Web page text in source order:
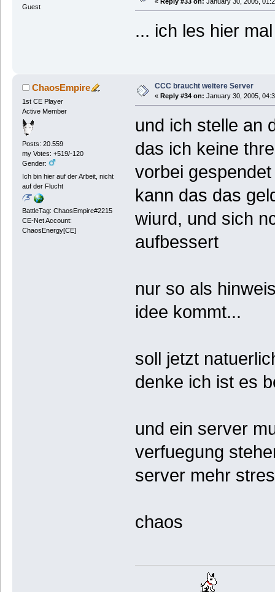
Guest
... ich les hier
ChaosEmpire
1st CE Player
Active Member
Posts: 20.559
my Votes: +519/-120
Gender:
Ich bin hier auf der Arbeit, nicht
auf der Flucht
BattleTag: ChaosEmpire#2215
CE-Net Account:
ChaosEnergy[CE]
CCC braucht weitere Server
« Reply #34 on: January 30, 2005,
und ich stelle an
das ich keine
vorbei
kann das das
wiurd, und sich
aufbessert
nur so als
idee kommt...
soll jetzt
denke ich ist es
und ein server
verfuegung
server mehr
chaos